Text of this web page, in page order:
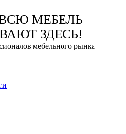
МЕБЕЛЬ
ЗДЕСЬ!
мебельного рынка